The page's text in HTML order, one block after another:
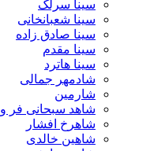
سینا سرلک
سینا شعبانخانی
سینا صادق زاده
سینا مقدم
سینا هاترد
شادمهر جمالی
شارمین
شاهد سبحانی فر و نیما تاری
شاهرخ افشار
شاهین خالدی